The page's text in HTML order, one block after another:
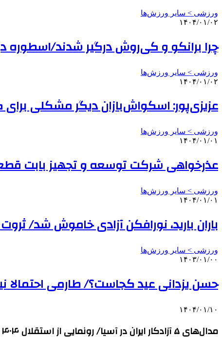
ورزشی > سایر ورزش‌ها
۱۴۰۴/۰۱/۰۲
چرا برانکو و کی‌روش درگیر شدند/
ورزشی > سایر ورزش‌ها
۱۴۰۴/۰۱/۰۲
عزیزی‌پور: اسکواش‌بازان دیگر مشکلی برای
ورزشی > سایر ورزش‌ها
۱۴۰۴/۰۱/۰۱
عذرخواهی شرکت توسعه و تجهیز بابت
ورزشی > سایر ورزش‌ها
۱۴۰۴/۰۱/۰۱
باران بارید، نورافکن آزادی خاموش شد/
ورزشی > سایر ورزش‌ها
۱۴۰۳/۰۱/۰۰
حسن یزدانی عید کجاست؟/ طارمی احتمالا
۱۴۰۴/۰۱/۱۰
مدال‌های ۵ آزادکار ایران در آسیا/ رونمایی از استقلال ۴۰۴